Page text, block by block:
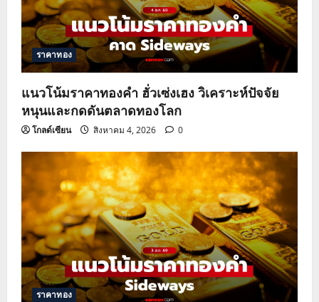
ราคาทอง
แนวโน้มราคาทองคำ ฮั่วเซ่งเฮง วิเคราะห์ปัจจัย
หนุนและกดดันตลาดทองโลก
โกลด์เซียน สิงหาคม 4, 2026 0
ราคาทอง